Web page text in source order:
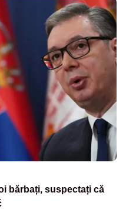
bărbați, suspectați că